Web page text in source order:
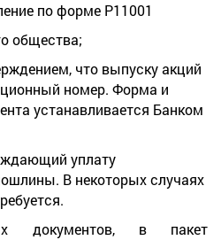
по форме Р11001
общества;
что выпуску акций
номер. Форма и
устанавливается Банком
уплату
В некоторых случаях
документов, в пакет